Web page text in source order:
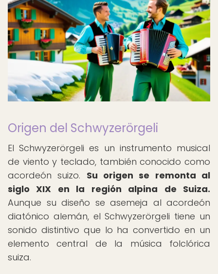
Origen del Schwyzerörgeli
El Schwyzerörgeli es un instrumento musical
de viento y teclado, también conocido como
acordeón suizo. Su origen se remonta al
siglo XIX en la región alpina de Suiza.
Aunque su diseño se asemeja al acordeón
diatónico alemán, el Schwyzerörgeli tiene un
sonido distintivo que lo ha convertido en un
elemento central de la música folclórica
suiza.